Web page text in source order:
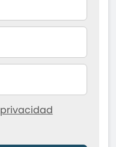
privacidad